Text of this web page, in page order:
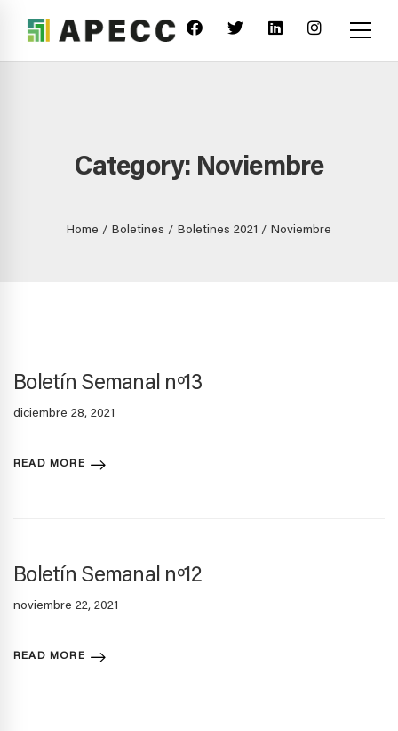
Category: Noviembre
Home Boletines Boletines 2021 Noviembre
Boletín Semanal nº13
diciembre 28, 2021
READ MORE
Boletín Semanal nº12
noviembre 22, 2021
READ MORE